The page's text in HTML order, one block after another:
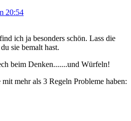
20:54
ich ja besonders schön. Lass die
sie bemalt hast.
beim Denken.......und Würfeln!
mehr als 3 Regeln Probleme haben: